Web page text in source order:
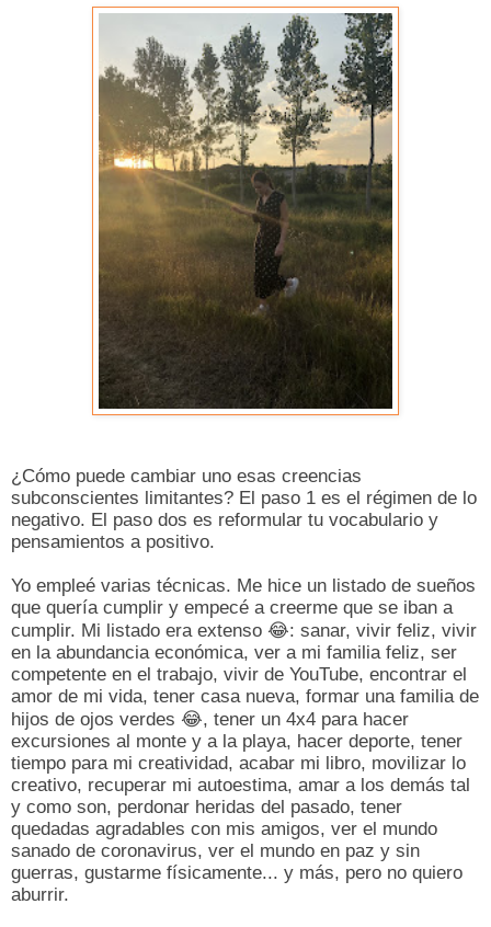
¿Cómo puede cambiar uno esas creencias
subconscientes limitantes? El paso 1 es el régimen de lo
negativo. El paso dos es reformular tu vocabulario y
pensamientos a positivo.
Yo empleé varias técnicas. Me hice un listado de sueños
que quería cumplir y empecé a creerme que se iban a
cumplir. Mi listado era extenso 😂: sanar, vivir feliz, vivir
en la abundancia económica, ver a mi familia feliz, ser
competente en el trabajo, vivir de YouTube, encontrar el
amor de mi vida, tener casa nueva, formar una familia de
hijos de ojos verdes 😂, tener un 4x4 para hacer
excursiones al monte y a la playa, hacer deporte, tener
tiempo para mi creatividad, acabar mi libro, movilizar lo
creativo, recuperar mi autoestima, amar a los demás tal
y como son, perdonar heridas del pasado, tener
quedadas agradables con mis amigos, ver el mundo
sanado de coronavirus, ver el mundo en paz y sin
guerras, gustarme físicamente... y más, pero no quiero
aburrir.